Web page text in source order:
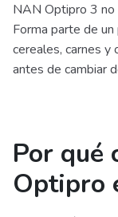
NAN Optipro 3 no
Forma parte de
cereales, carnes y
antes de cambiar
Por qué
Optipro